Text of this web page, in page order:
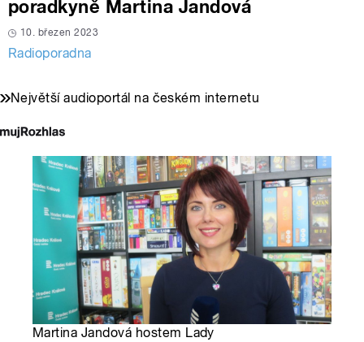
poradkyně Martina Jandová
10. březen 2023
Radioporadna
Největší audioportál na českém internetu
Martina Jandová hostem Lady